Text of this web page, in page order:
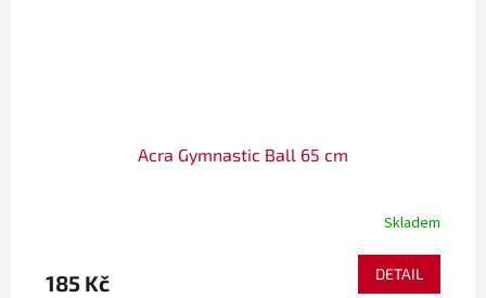
Acra Gymnastic Ball 65 cm
Skladem
185 Kč DETAIL